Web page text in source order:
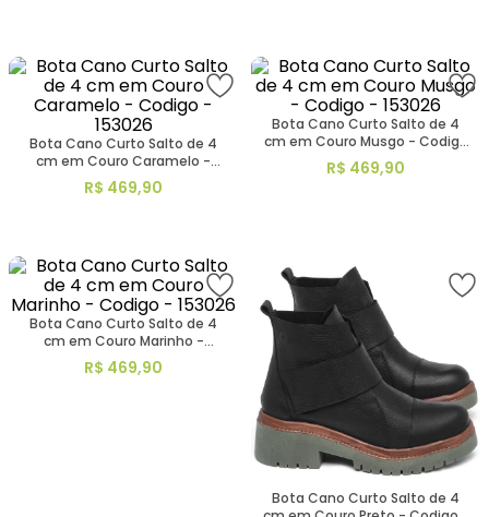
Bota Cano Curto Salto de 4
cm em Couro Caramelo -
Codigo - 153026
R$ 469,90
Bota Cano Curto Salto de 4
cm em Couro Musgo - Codigo
- 153026
R$ 469,90
Bota Cano Curto Salto de 4
cm em Couro Marinho -
Codigo - 153026
R$ 469,90
Bota Cano Curto Salto de 4